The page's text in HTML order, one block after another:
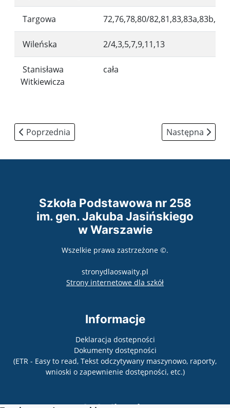
Targowa 72,76,78,80/
Wileńska 2/4,3,5,7,9,11,13
Stanisława
Witkiewicza
cała
Poprzednia strona: Osiągnięcia i sukcesy uczniów
Poprzednia Następna
Następna
Szkoła Podstawowa nr 258
im. gen. Jakuba Jasińskiego
w Warszawie
Wszelkie prawa zastrzeżone ©.
stronydlaoswaity.pl
Strony internetowe dla szkółotwiera się w
Informacje
Deklaracja dostepności
Dokumenty dostępności
(ETR - Easy to read, Tekst odczytywany maszynowo, raporty,
wnioski o zapewnienie dostępności, etc.)